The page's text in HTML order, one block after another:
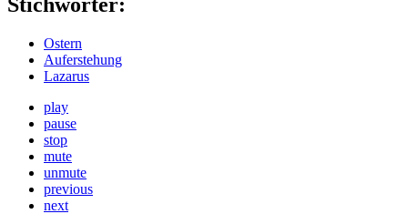
Ostern
Auferstehung
Lazarus
play
pause
stop
mute
unmute
previous
next